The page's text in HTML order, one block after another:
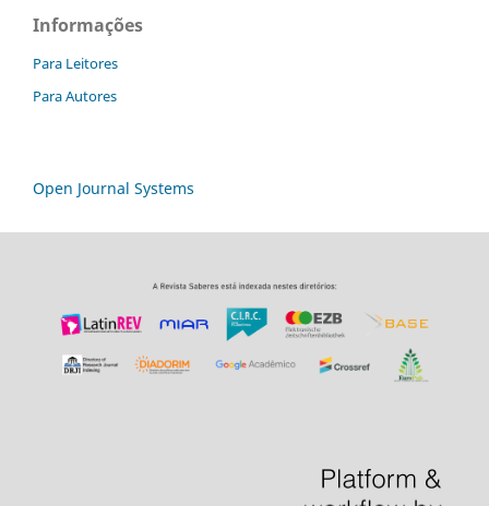
Informações
Para Leitores
Para Autores
Open Journal Systems